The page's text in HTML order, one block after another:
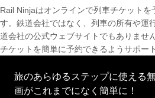
Rail Ninjaはオンラインで列車チケット
す。鉄道会社ではなく、列車の所有や運
道会社の公式ウェブサイトでもありませ
チケットを簡単に予約できるようサポー
旅のあらゆるステップに使える
画がこれまでになく簡単に！